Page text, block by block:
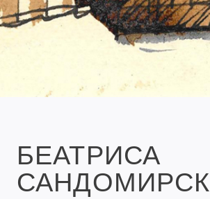
БЕАТРИСА